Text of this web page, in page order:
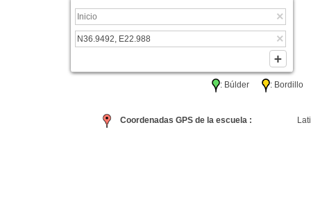
: Búlder :
Coordenadas GPS de la escuela :